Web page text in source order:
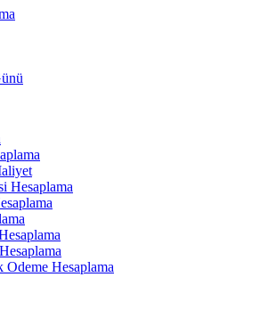
Hesaplama
Hesaplama